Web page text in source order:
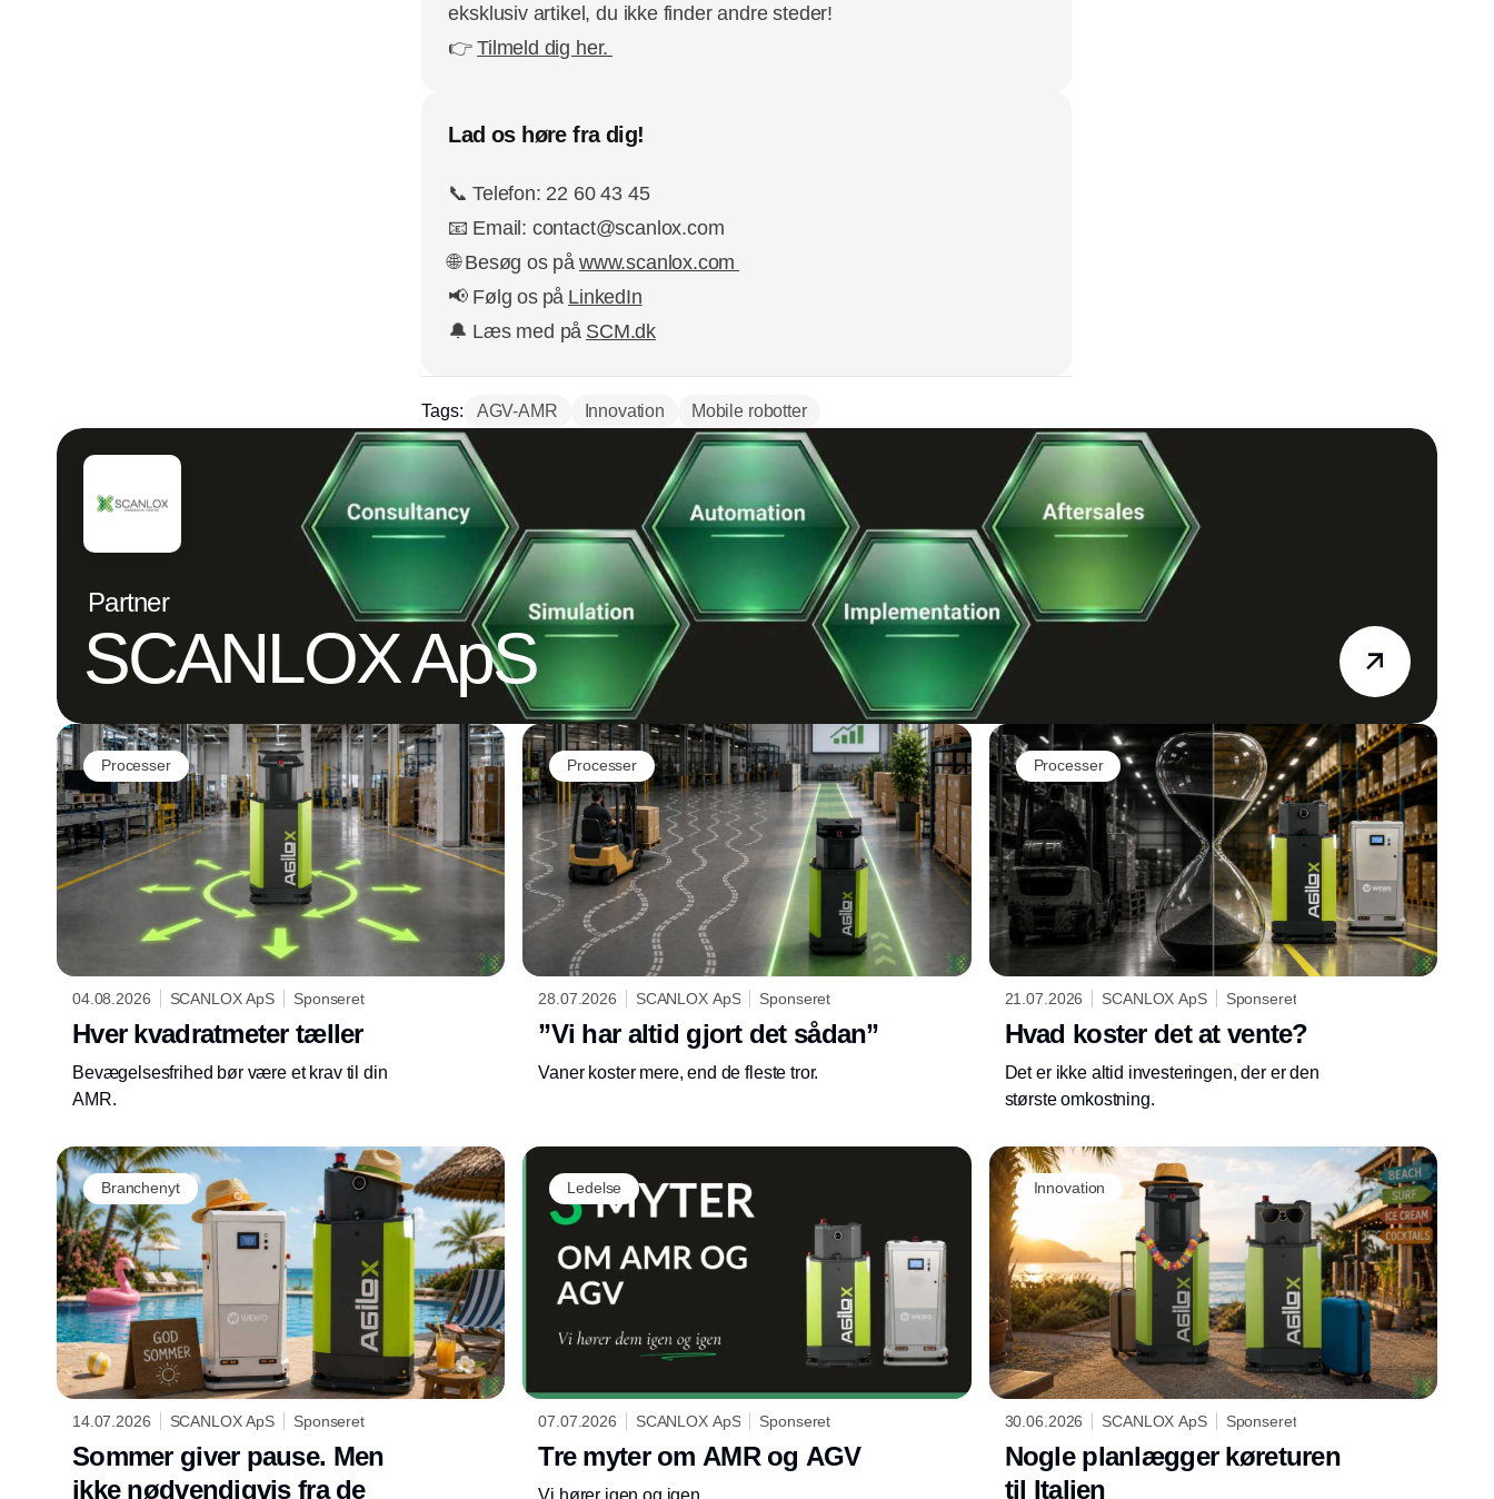
eksklusiv artikel, du ikke finder andre steder!
👉Tilmeld dig her.
Lad os høre fra dig!
📞 Telefon: 22 60 43 45
📧 Email: contact@scanlox.com
🌐 Besøg os på www.scanlox.com
📢 Følg os på LinkedIn
🔔 Læs med på SCM.dk
Tags: AGV-AMR Innovation Mobile robotter
Partner
SCANLOX ApS
Processer
04.08.2026 SCANLOX ApS Sponseret
Hver kvadratmeter tæller
Bevægelsesfrihed bør være et krav til din
AMR.
Processer
28.07.2026 SCANLOX ApS Sponseret
”Vi har altid gjort det sådan”
Vaner koster mere, end de fleste tror.
Processer
21.07.2026 SCANLOX ApS Sponseret
Hvad koster det at vente?
Det er ikke altid investeringen, der er den
største omkostning.
Branchenyt
14.07.2026 SCANLOX ApS Sponseret
Sommer giver pause. Men
ikke nødvendigvis fra de
Ledelse
07.07.2026 SCANLOX ApS Sponseret
Tre myter om AMR og AGV
Vi hører igen og igen
Innovation
30.06.2026 SCANLOX ApS Sponseret
Nogle planlægger køreturen
til Italien